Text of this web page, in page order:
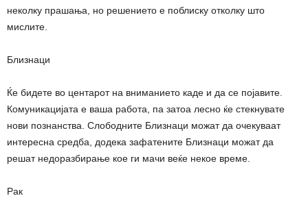
неколку прашања, но решението е поблиску отколку што
мислите.
Близнаци
Ќе бидете во центарот на вниманието каде и да се појавите.
Комуникацијата е ваша работа, па затоа лесно ќе стекнувате
нови познанства. Слободните Близнаци можат да очекуваат
интересна средба, додека зафатените Близнаци можат да
решат недоразбирање кое ги мачи веќе некое време.
Рак